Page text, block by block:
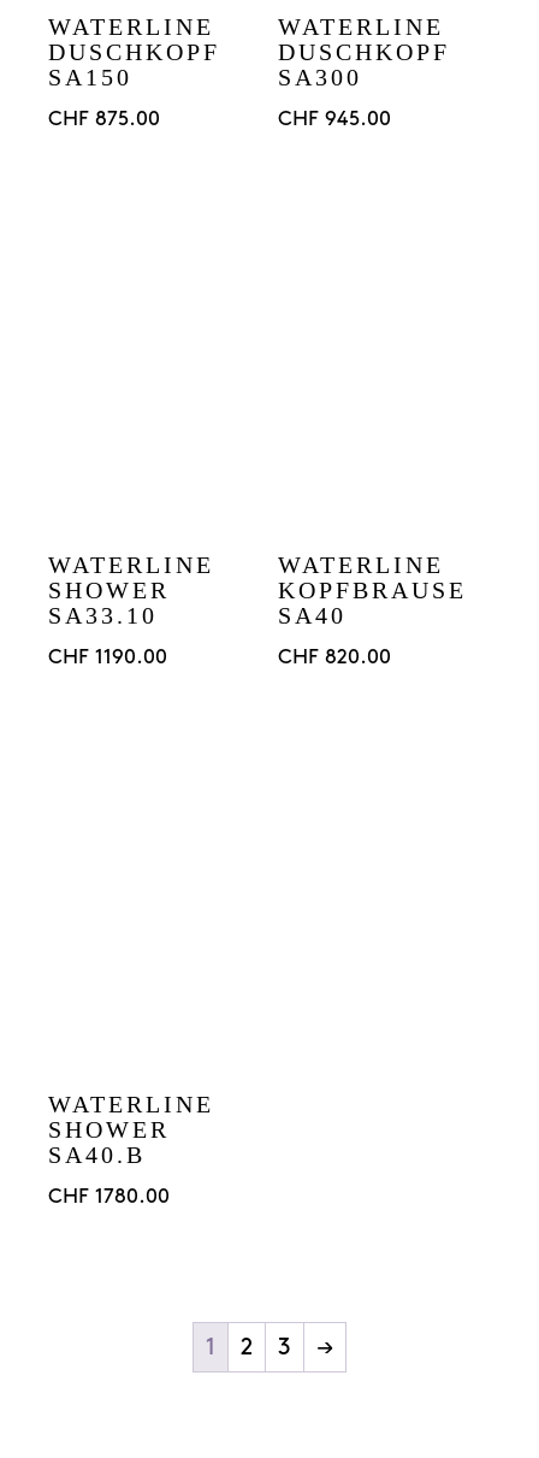
WATERLINE
DUSCHKOPF
SA150
CHF 875.00
WATERLINE
DUSCHKOPF
SA300
CHF 945.00
WATERLINE
SHOWER
SA33.10
CHF 1190.00
WATERLINE
KOPFBRAUSE
SA40
CHF 820.00
WATERLINE
SHOWER
SA40.B
CHF 1780.00
1 2 3 →